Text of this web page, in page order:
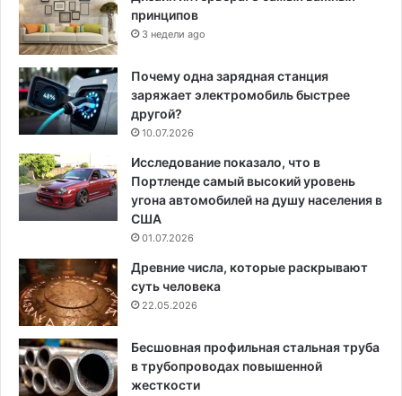
принципов
3 недели ago
Почему одна зарядная станция
заряжает электромобиль быстрее
другой?
10.07.2026
Исследование показало, что в
Портленде самый высокий уровень
угона автомобилей на душу населения в
США
01.07.2026
Древние числа, которые раскрывают
суть человека
22.05.2026
Бесшовная профильная стальная труба
в трубопроводах повышенной
жесткости